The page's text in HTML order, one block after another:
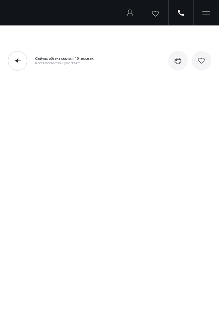
Сейчас объект смотрят16 человек
Коснитесь чтобы увеличить